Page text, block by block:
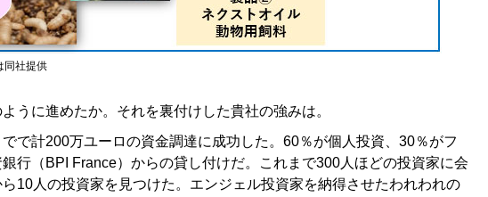
同社提供
うに進めたか。それを裏付けした貴社の強みは。
で計200万ユーロの資金調達に成功した。60％が個人投資、30％がフ
行（BPI France）からの貸し付けだ。これまで300人ほどの投資家に会
10人の投資家を見つけた。エンジェル投資家を納得させたわれわれの